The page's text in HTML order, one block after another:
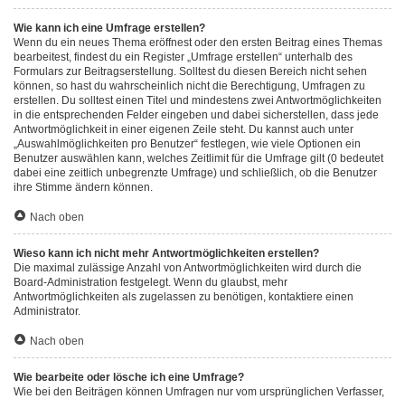
Wie kann ich eine Umfrage erstellen?
Wenn du ein neues Thema eröffnest oder den ersten Beitrag eines Themas
bearbeitest, findest du ein Register „Umfrage erstellen“ unterhalb des
Formulars zur Beitragserstellung. Solltest du diesen Bereich nicht sehen
können, so hast du wahrscheinlich nicht die Berechtigung, Umfragen zu
erstellen. Du solltest einen Titel und mindestens zwei Antwortmöglichkeiten
in die entsprechenden Felder eingeben und dabei sicherstellen, dass jede
Antwortmöglichkeit in einer eigenen Zeile steht. Du kannst auch unter
„Auswahlmöglichkeiten pro Benutzer“ festlegen, wie viele Optionen ein
Benutzer auswählen kann, welches Zeitlimit für die Umfrage gilt (0 bedeutet
dabei eine zeitlich unbegrenzte Umfrage) und schließlich, ob die Benutzer
ihre Stimme ändern können.
Nach oben
Wieso kann ich nicht mehr Antwortmöglichkeiten erstellen?
Die maximal zulässige Anzahl von Antwortmöglichkeiten wird durch die
Board-Administration festgelegt. Wenn du glaubst, mehr
Antwortmöglichkeiten als zugelassen zu benötigen, kontaktiere einen
Administrator.
Nach oben
Wie bearbeite oder lösche ich eine Umfrage?
Wie bei den Beiträgen können Umfragen nur vom ursprünglichen Verfasser,